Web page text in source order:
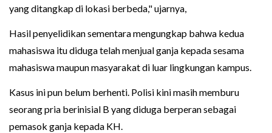
yang ditangkap di lokasi berbeda," ujarnya,
Hasil penyelidikan sementara mengungkap bahwa kedua
mahasiswa itu diduga telah menjual ganja kepada sesama
mahasiswa maupun masyarakat di luar lingkungan kampus.
Kasus ini pun belum berhenti. Polisi kini masih memburu
seorang pria berinisial B yang diduga berperan sebagai
pemasok ganja kepada KH.